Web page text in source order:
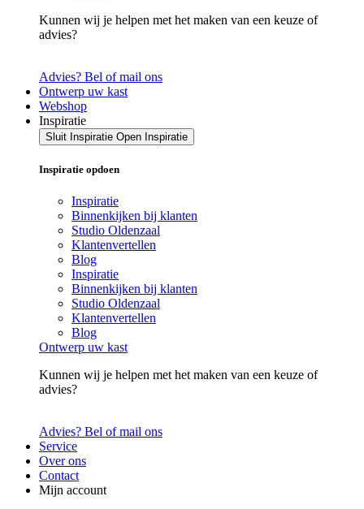
Kunnen wij je helpen met het maken van een keuze of
advies?
Advies? Bel of mail ons
Ontwerp uw kast
Webshop
Inspiratie
Sluit Inspiratie Open Inspiratie
Inspiratie opdoen
Inspiratie
Binnenkijken bij klanten
Studio Oldenzaal
Klantenvertellen
Blog
Inspiratie
Binnenkijken bij klanten
Studio Oldenzaal
Klantenvertellen
Blog
Ontwerp uw kast
Kunnen wij je helpen met het maken van een keuze of
advies?
Advies? Bel of mail ons
Service
Over ons
Contact
Mijn account